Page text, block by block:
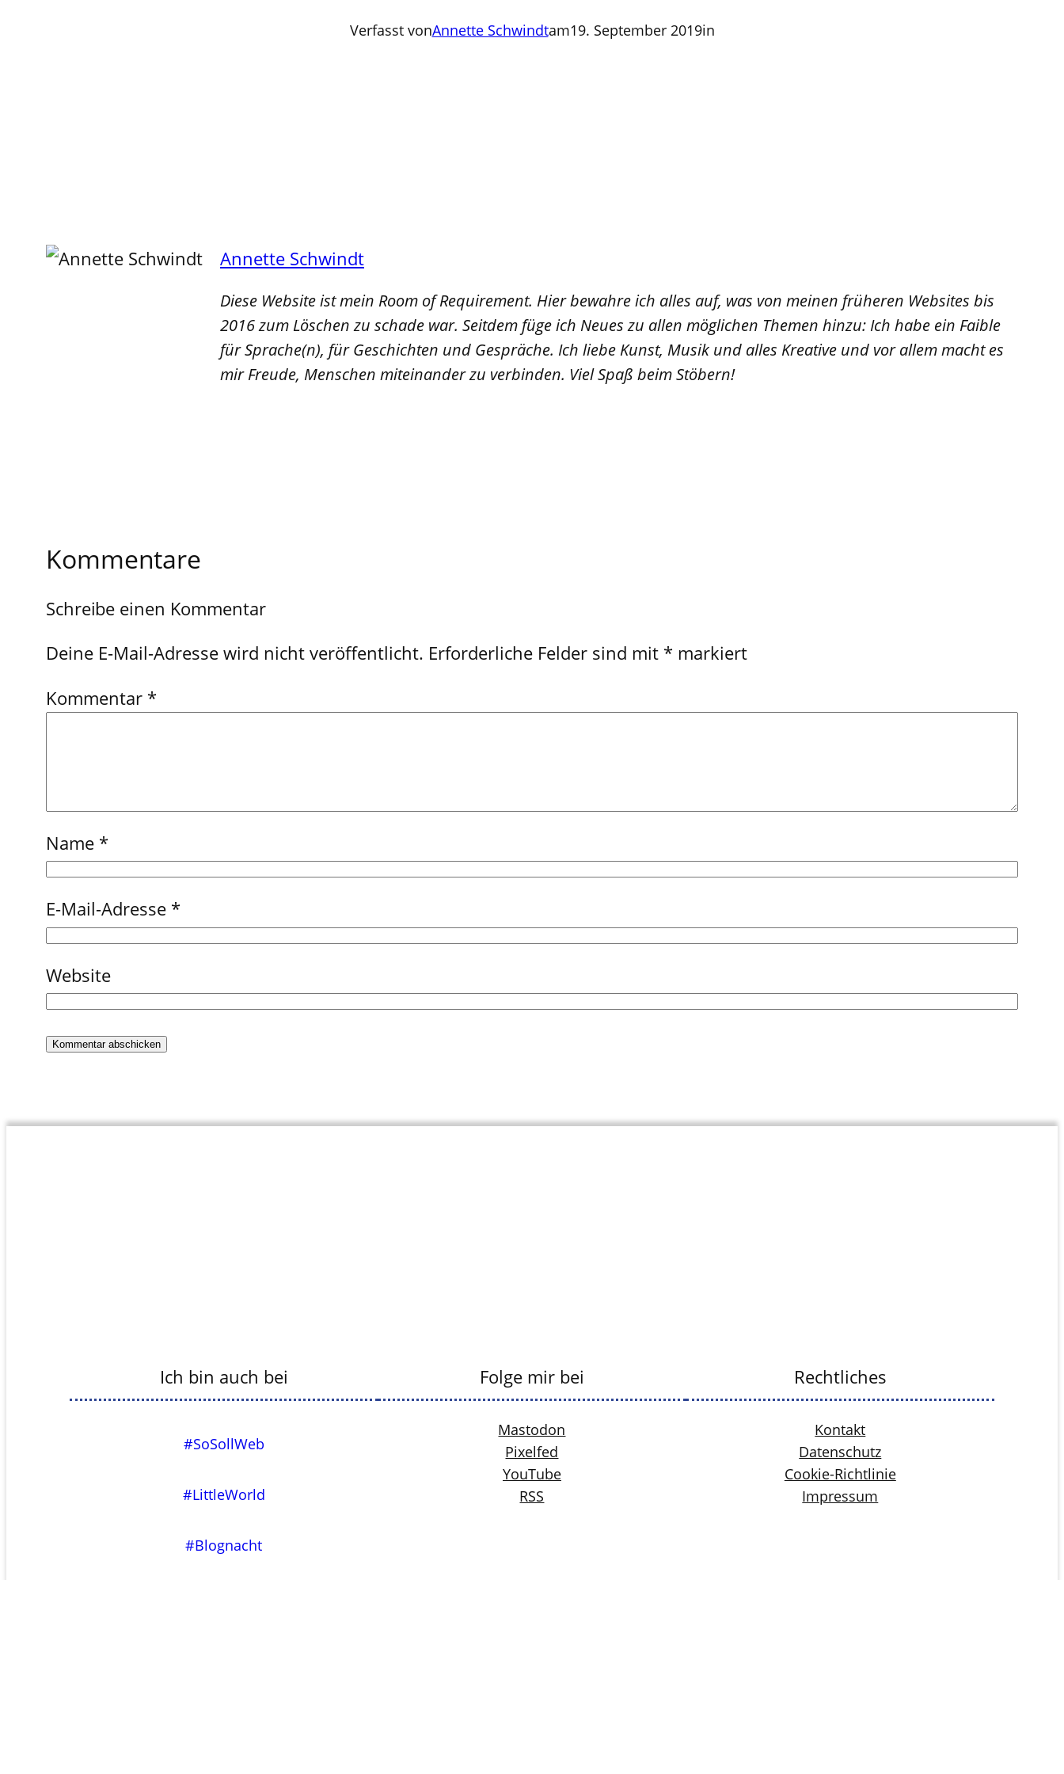
Verfasst vonAnnette Schwindtam19. September 2019in
Annette Schwindt
Diese Website ist mein Room of Requirement. Hier bewahre ich alles auf, was von meinen früheren Websites bis
2016 zum Löschen zu schade war. Seitdem füge ich Neues zu allen möglichen Themen hinzu: Ich habe ein Faible
für Sprache(n), für Geschichten und Gespräche. Ich liebe Kunst, Musik und alles Kreative und vor allem macht es
mir Freude, Menschen miteinander zu verbinden. Viel Spaß beim Stöbern!
Kommentare
Schreibe einen Kommentar
Deine E-Mail-Adresse wird nicht veröffentlicht. Erforderliche Felder sind mit * markiert
Kommentar *
Name *
E-Mail-Adresse *
Website
Ich bin auch bei
#SoSollWeb
#LittleWorld
#Blognacht
Folge mir bei
Mastodon
Pixelfed
YouTube
RSS
Rechtliches
Kontakt
Datenschutz
Cookie-Richtlinie
Impressum